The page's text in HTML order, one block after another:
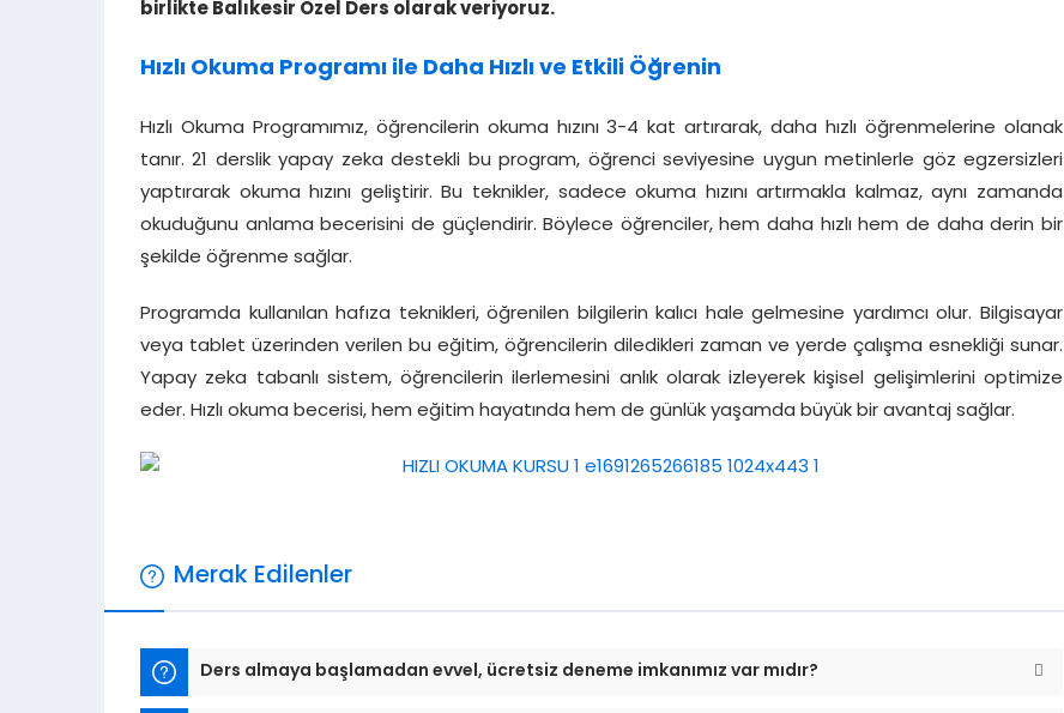
birlikte Balıkesir Özel Ders olarak veriyoruz.
Hızlı Okuma Programı ile Daha Hızlı ve Etkili Öğrenin
Hızlı Okuma Programımız, öğrencilerin okuma hızını 3-4 kat artırarak, daha hızlı öğrenmelerine olanak
tanır. 21 derslik yapay zeka destekli bu program, öğrenci seviyesine uygun metinlerle göz egzersizleri
yaptırarak okuma hızını geliştirir. Bu teknikler, sadece okuma hızını artırmakla kalmaz, aynı zamanda
okuduğunu anlama becerisini de güçlendirir. Böylece öğrenciler, hem daha hızlı hem de daha derin bir
şekilde öğrenme sağlar.
Programda kullanılan hafıza teknikleri, öğrenilen bilgilerin kalıcı hale gelmesine yardımcı olur. Bilgisayar
veya tablet üzerinden verilen bu eğitim, öğrencilerin diledikleri zaman ve yerde çalışma esnekliği sunar.
Yapay zeka tabanlı sistem, öğrencilerin ilerlemesini anlık olarak izleyerek kişisel gelişimlerini optimize
eder. Hızlı okuma becerisi, hem eğitim hayatında hem de günlük yaşamda büyük bir avantaj sağlar.
Merak Edilenler
Ders almaya başlamadan evvel, ücretsiz deneme imkanımız var mıdır?